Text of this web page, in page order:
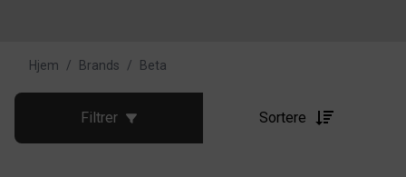
Hjem / Brands / Beta
Filtrer Sortere